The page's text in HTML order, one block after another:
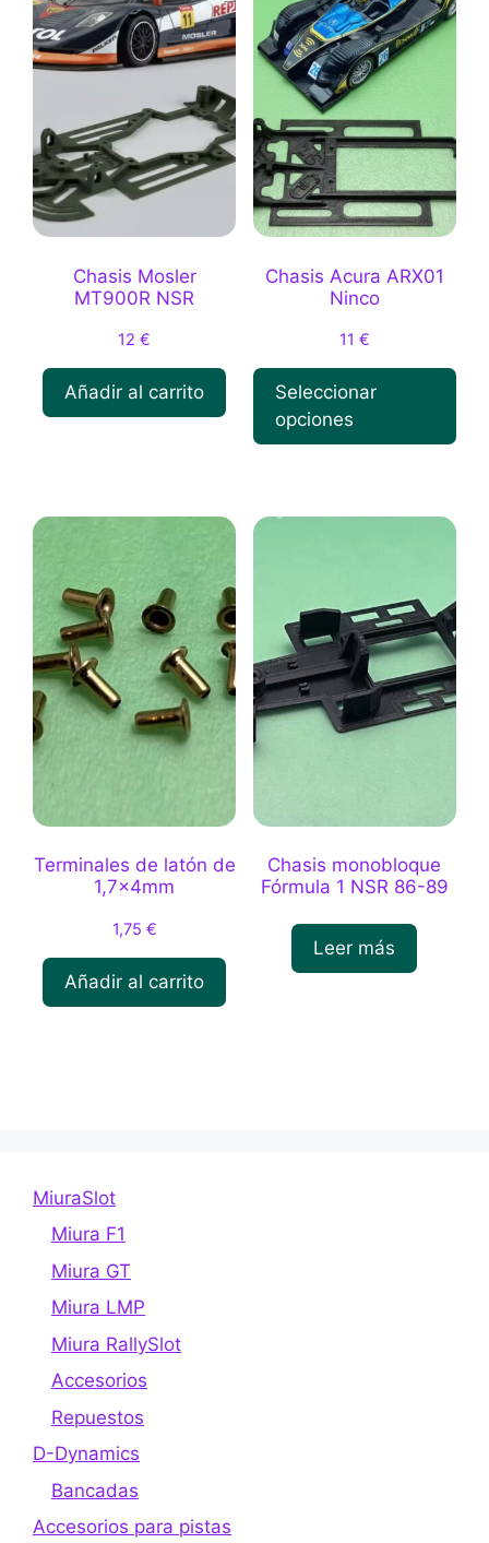
Chasis Mosler
MT900R NSR
12€
Añadir al carrito
Chasis Acura ARX01
Ninco
11 €
Seleccionar
opciones
tiene
opciones
se
pueden
elegir
en
de
producto
Terminales de latón de
1,7x4mm
1,75 €
Añadir al carrito
Chasis monobloque
Fórmula 1 NSR 86-89
Leer más
MiuraSlot
Miura F1
Miura GT
Miura LMP
Miura RallySlot
Accesorios
Repuestos
D-Dynamics
Bancadas
Accesorios para pistas